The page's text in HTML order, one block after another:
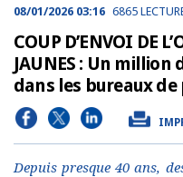
08/01/2026 03:16 6865
COUP D’ENVOI DE
JAUNES : Un
dans les bureaux de
Depuis presque 40 ans,